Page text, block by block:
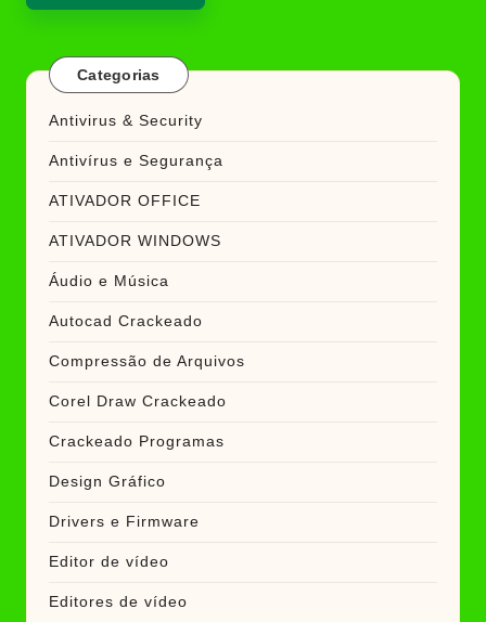
Categorias
Antivirus & Security
Antivírus e Segurança
ATIVADOR OFFICE
ATIVADOR WINDOWS
Áudio e Música
Autocad Crackeado
Compressão de Arquivos
Corel Draw Crackeado
Crackeado Programas
Design Gráfico
Drivers e Firmware
Editor de vídeo
Editores de vídeo